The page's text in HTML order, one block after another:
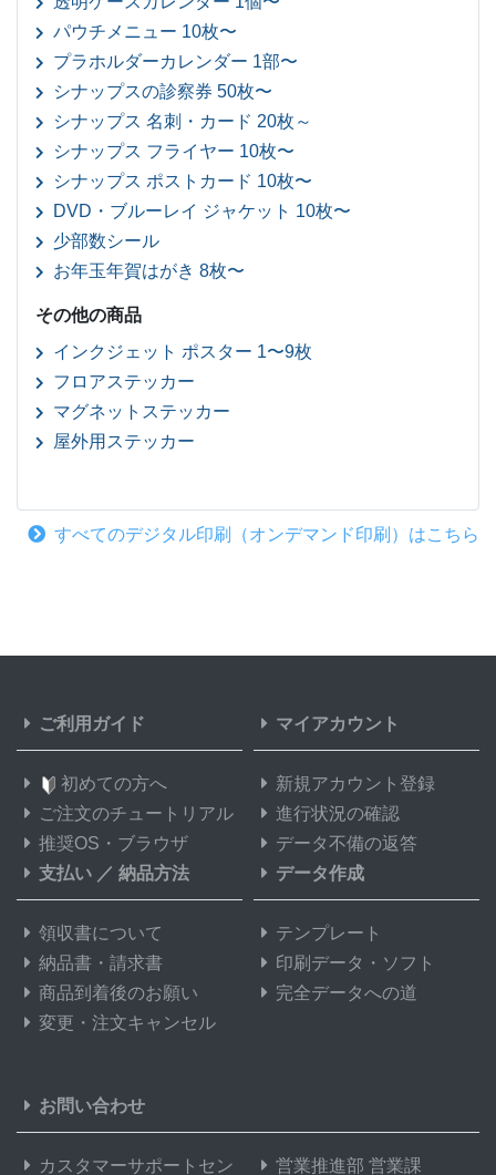
パウチメニュー 10枚〜
プラホルダーカレンダー 1部〜
シナップスの診察券 50枚〜
シナップス 名刺・カード 20枚～
シナップス フライヤー 10枚〜
シナップス ポストカード 10枚〜
DVD・ブルーレイ ジャケット 10枚〜
少部数シール
お年玉年賀はがき 8枚〜
その他の商品
インクジェット ポスター 1〜9枚
フロアステッカー
マグネットステッカー
屋外用ステッカー
すべてのデジタル印刷（オンデマンド印刷）はこちら
ご利用ガイド
初めての方へ
ご注文のチュートリアル
推奨OS・ブラウザ
マイアカウント
新規アカウント登録
進行状況の確認
データ不備の返答
支払い ／ 納品方法
領収書について
納品書・請求書
商品到着後のお願い
変更・注文キャンセル
データ作成
テンプレート
印刷データ・ソフト
完全データへの道
お問い合わせ
カスタマーサポートセン
営業推進部 営業課